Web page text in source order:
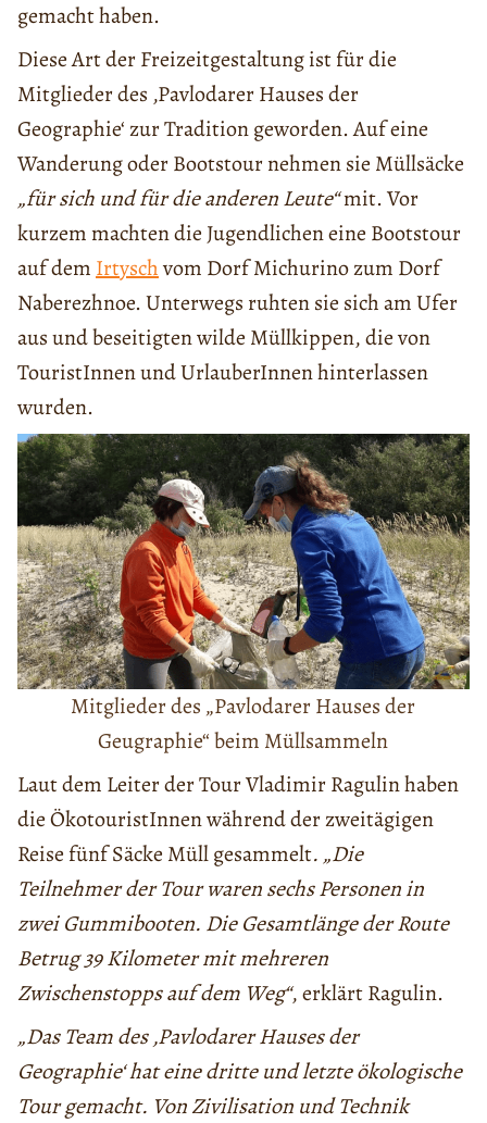
gemacht haben.
Diese Art der Freizeitgestaltung ist für die
Mitglieder des ‚Pavlodarer Hauses der
Geographie‘ zur Tradition geworden. Auf eine
Wanderung oder Bootstour nehmen sie Müllsäcke
„für sich und für die anderen Leute“mit. Vor
kurzem machten die Jugendlichen eine Bootstour
auf dem Irtyschvom Dorf Michurino zum Dorf
Naberezhnoe. Unterwegs ruhten sie sich am Ufer
aus und beseitigten wilde Müllkippen, die von
TouristInnen und UrlauberInnen hinterlassen
wurden.
Mitglieder des „Pavlodarer Hauses der
Geugraphie“ beim Müllsammeln
Laut dem Leiter der Tour Vladimir Ragulin haben
die ÖkotouristInnen während der zweitägigen
Reise fünf Säcke Müll gesammelt. „Die
Teilnehmer der Tour waren sechs Personen in
zwei Gummibooten. Die Gesamtlänge der Route
Betrug 39 Kilometer mit mehreren
Zwischenstopps auf dem Weg“, erklärt Ragulin.
„Das Team des ‚Pavlodarer Hauses der
Geographie‘ hat eine dritte und letzte ökologische
Tour gemacht. Von Zivilisation und Technik